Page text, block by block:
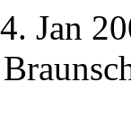
Jan